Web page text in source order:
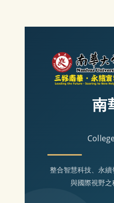
南
整合智慧科技、永
與國際視野之